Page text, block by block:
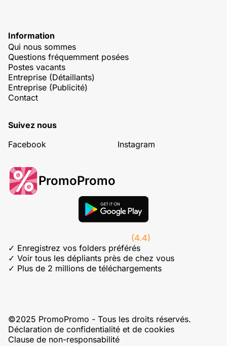
Information
Qui nous sommes
Questions fréquemment posées
Postes vacants
Entreprise (Détaillants)
Entreprise (Publicité)
Contact
Suivez nous
Facebook
Instagram
PromoPromo
(4.4)
✓ Enregistrez vos folders préférés
✓ Voir tous les dépliants près de chez vous
✓ Plus de 2 millions de téléchargements
©2025 PromoPromo - Tous les droits réservés.
Déclaration de confidentialité et de cookies
Clause de non-responsabilité